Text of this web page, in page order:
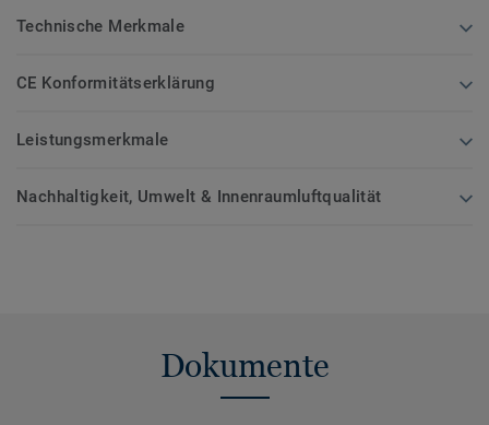
Technische Merkmale
CE Konformitätserklärung
Leistungsmerkmale
Nachhaltigkeit, Umwelt & Innenraumluftqualität
Dokumente